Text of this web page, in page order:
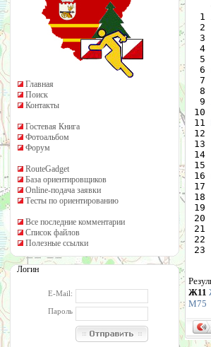
Главная
Поиск
Контакты
Гостевая Книга
Фотоальбом
Форум
RouteGadget
База ориентировщиков
Online-подача заявки
Тесты по ориентированию
Все последние комментарии
Список файлов
Полезные ссылки
Логин
E-Mail:
Пароль
1
  2
  3
  4
  5
  6
  7
  8
  9
10
11
12
13
14
15
16
17
18
19
20
21
22
23
Ж11
М75